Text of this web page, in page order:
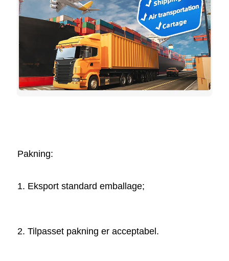
Pakning:
1. Eksport standard emballage;
2. Tilpasset pakning er acceptabel.